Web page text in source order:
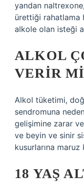
yandan
ürettiği rahatlama
alkole olan isteği
ALKOL
VERIR
Alkol tüketimi,
sendromuna
gelişimine zarar
ve beyin ve sinir
kusurlarına maruz
18 YAŞ